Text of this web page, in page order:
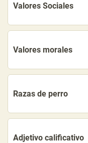
Valores Sociales
Valores morales
Razas de perro
Adjetivo calificativo